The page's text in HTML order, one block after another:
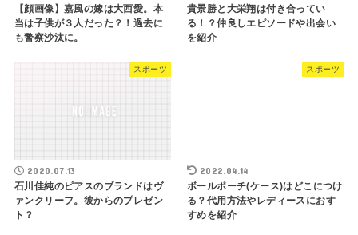
【顔画像】嘉風の嫁は大西愛。本
当は子供が３人だった？！過去に
も警察沙汰に。
貴景勝と大栄翔は付き合ってい
る！？仲良しエピソードや出会い
を紹介
スポーツ
2020.07.13
石川佳純のピアスのブランドはヴ
ァンクリーフ。彼からのプレゼン
ト？
スポーツ
2022.04.14
ボールポーチ(ケース)はどこにつけ
る？代用方法やレディースにおす
すめを紹介